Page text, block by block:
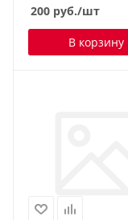
200 руб./шт
В корзину